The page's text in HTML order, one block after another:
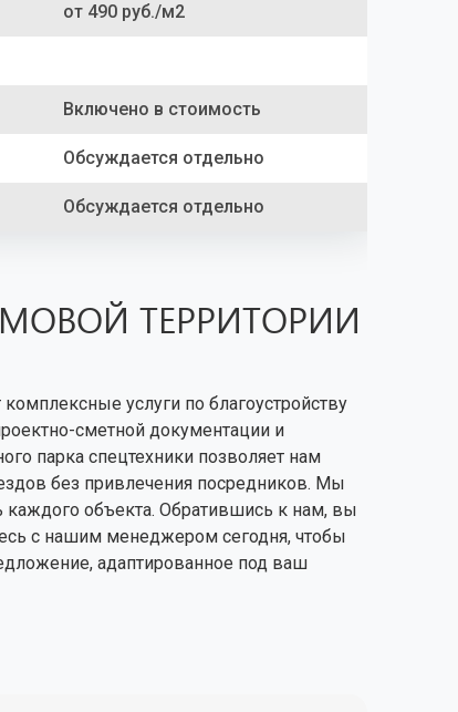
от 490 руб./м2
Включено в стоимость
Обсуждается отдельно
Обсуждается отдельно
ТЕРРИТОРИИ
услуги по благоустройству
сметной документации и
парка спецтехники позволяет нам
без привлечения посредников. Мы
каждого объекта. Обратившись к нам, вы
с нашим менеджером сегодня, чтобы
адаптированное под ваш